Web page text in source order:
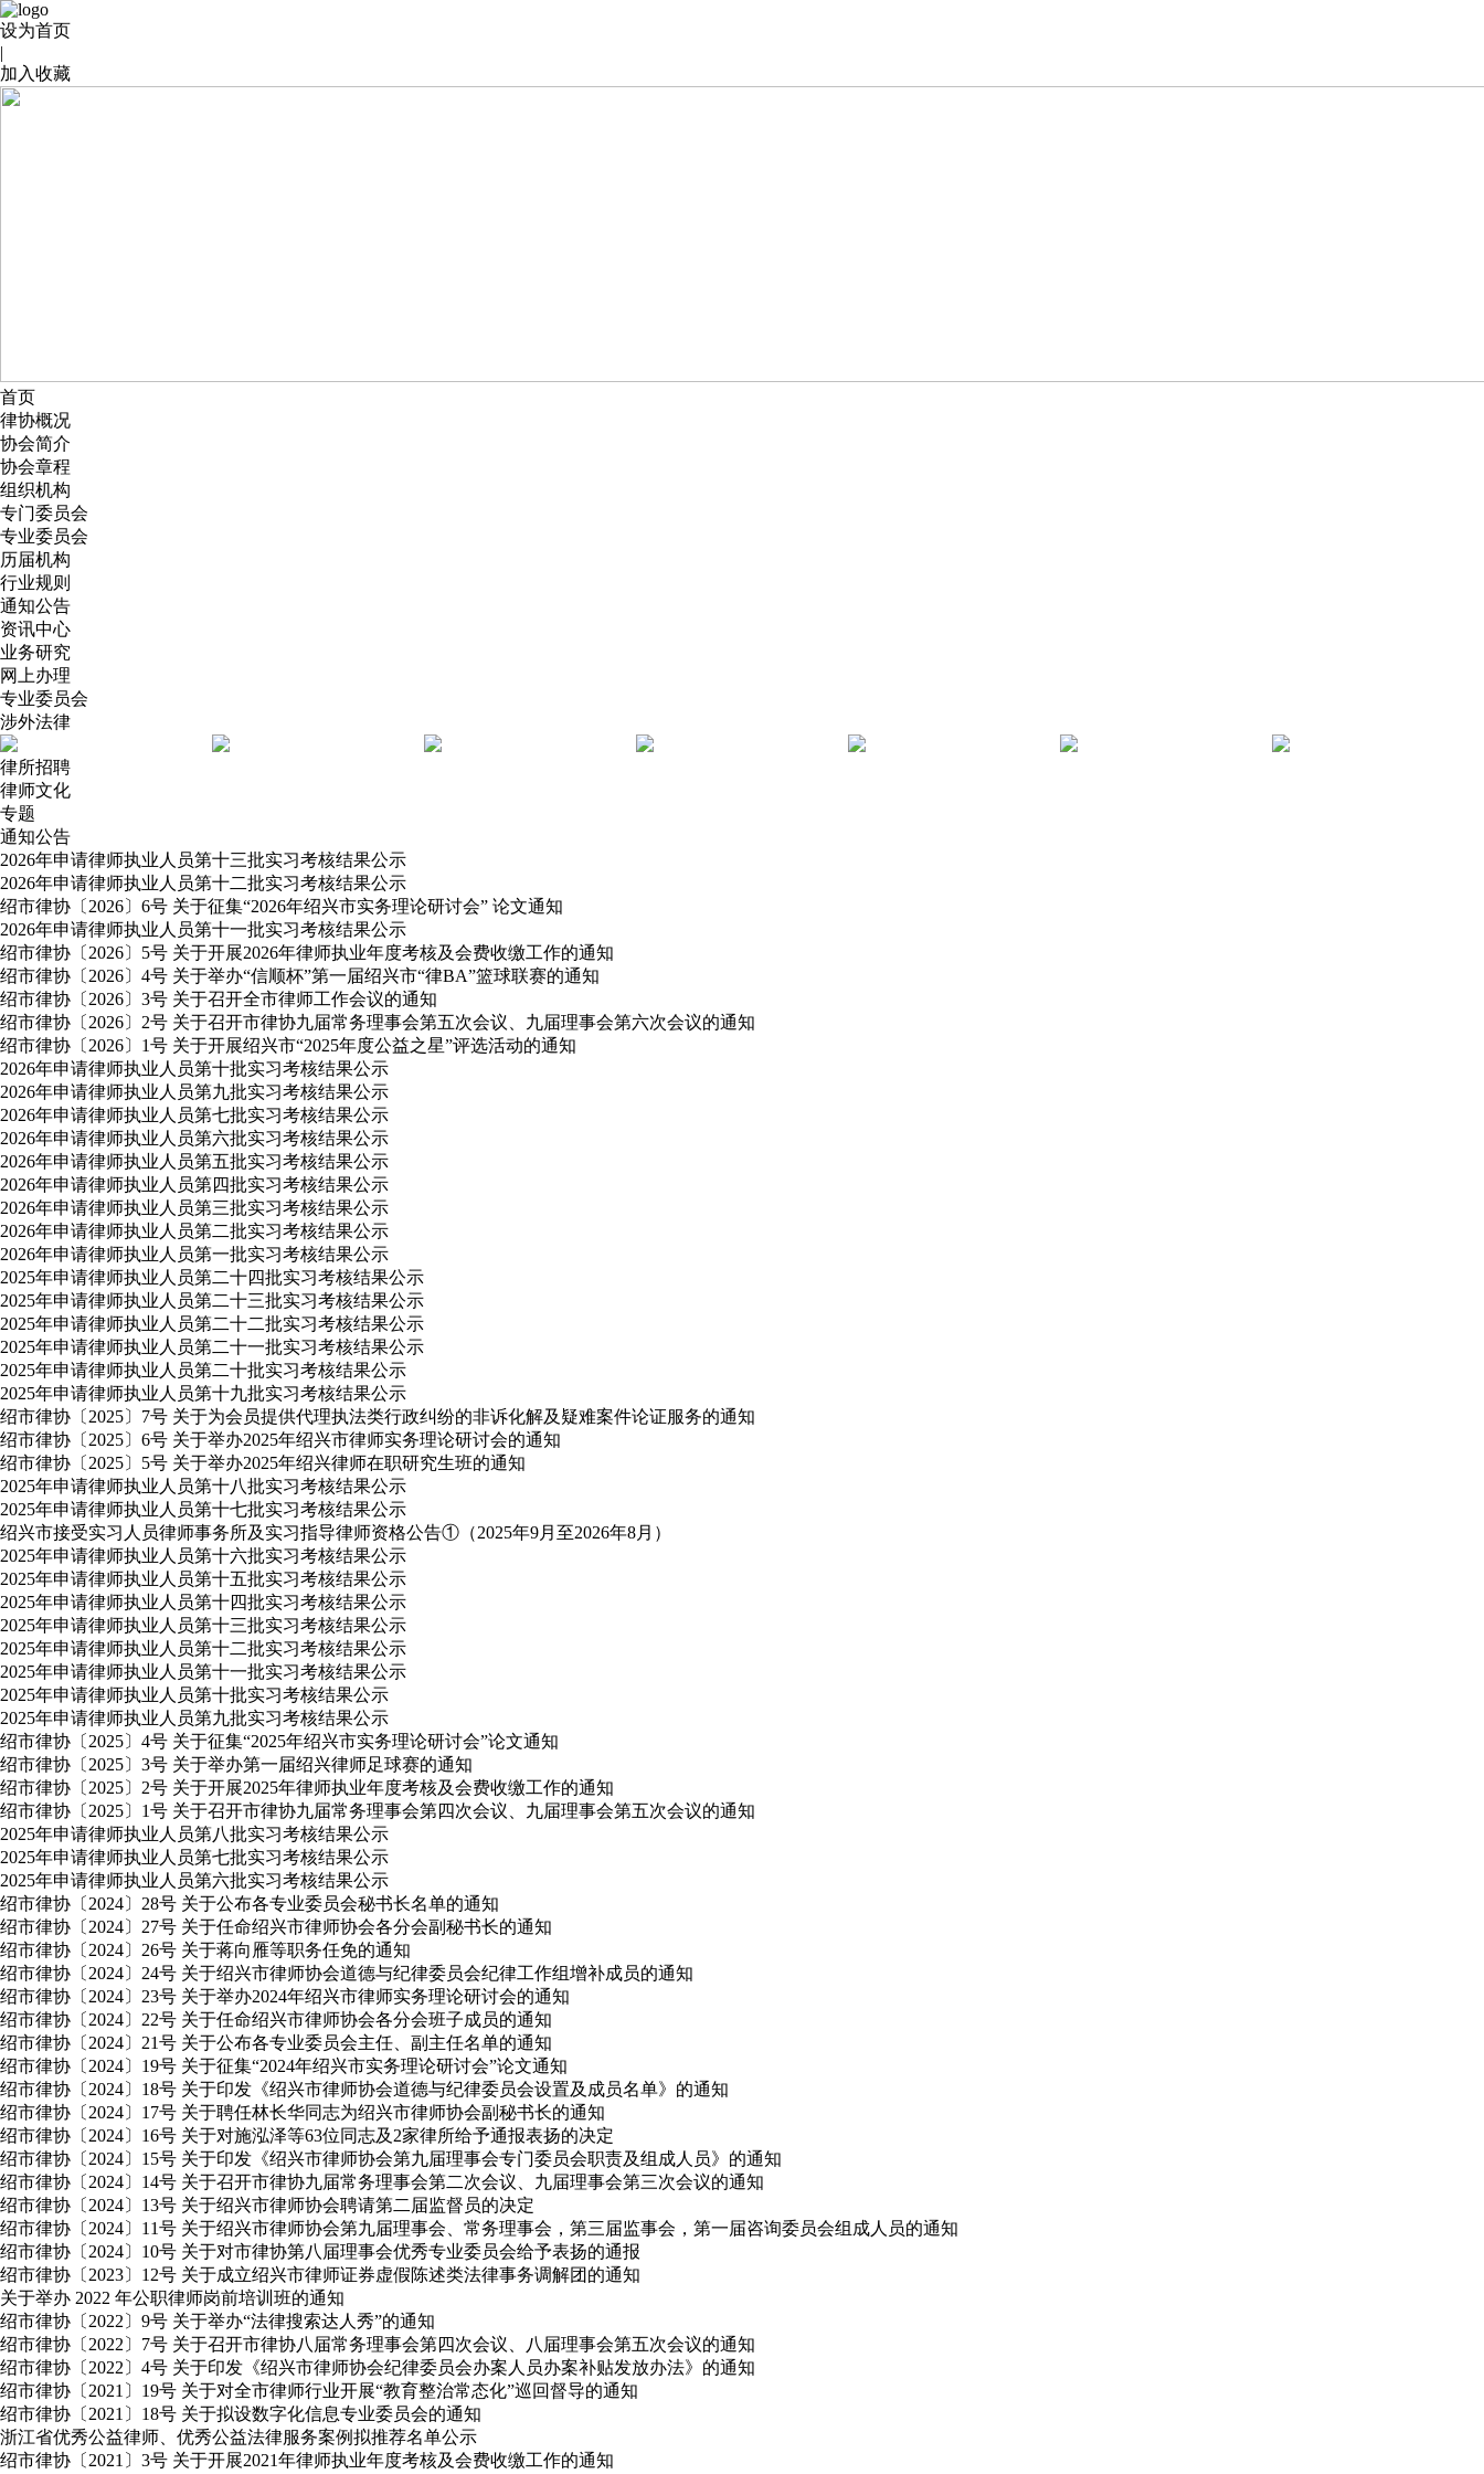
设为首页
|
加入收藏
首页
律协概况
协会简介
协会章程
组织机构
专门委员会
专业委员会
历届机构
行业规则
通知公告
资讯中心
业务研究
网上办理
专业委员会
涉外法律
律所招聘
律师文化
专题
通知公告
2026年申请律师执业人员第十三批实习考核结果公示
2026年申请律师执业人员第十二批实习考核结果公示
绍市律协〔2026〕6号 关于征集“2026年绍兴市实务理论研讨会” 论文通知
2026年申请律师执业人员第十一批实习考核结果公示
绍市律协〔2026〕5号 关于开展2026年律师执业年度考核及会费收缴工作的通知
绍市律协〔2026〕4号 关于举办“信顺杯”第一届绍兴市“律BA”篮球联赛的通知
绍市律协〔2026〕3号 关于召开全市律师工作会议的通知
绍市律协〔2026〕2号 关于召开市律协九届常务理事会第五次会议、九届理事会第六次会议的通知
绍市律协〔2026〕1号 关于开展绍兴市“2025年度公益之星”评选活动的通知
2026年申请律师执业人员第十批实习考核结果公示
2026年申请律师执业人员第九批实习考核结果公示
2026年申请律师执业人员第七批实习考核结果公示
2026年申请律师执业人员第六批实习考核结果公示
2026年申请律师执业人员第五批实习考核结果公示
2026年申请律师执业人员第四批实习考核结果公示
2026年申请律师执业人员第三批实习考核结果公示
2026年申请律师执业人员第二批实习考核结果公示
2026年申请律师执业人员第一批实习考核结果公示
2025年申请律师执业人员第二十四批实习考核结果公示
2025年申请律师执业人员第二十三批实习考核结果公示
2025年申请律师执业人员第二十二批实习考核结果公示
2025年申请律师执业人员第二十一批实习考核结果公示
2025年申请律师执业人员第二十批实习考核结果公示
2025年申请律师执业人员第十九批实习考核结果公示
绍市律协〔2025〕7号 关于为会员提供代理执法类行政纠纷的非诉化解及疑难案件论证服务的通知
绍市律协〔2025〕6号 关于举办2025年绍兴市律师实务理论研讨会的通知
绍市律协〔2025〕5号 关于举办2025年绍兴律师在职研究生班的通知
2025年申请律师执业人员第十八批实习考核结果公示
2025年申请律师执业人员第十七批实习考核结果公示
绍兴市接受实习人员律师事务所及实习指导律师资格公告①（2025年9月至2026年8月）
2025年申请律师执业人员第十六批实习考核结果公示
2025年申请律师执业人员第十五批实习考核结果公示
2025年申请律师执业人员第十四批实习考核结果公示
2025年申请律师执业人员第十三批实习考核结果公示
2025年申请律师执业人员第十二批实习考核结果公示
2025年申请律师执业人员第十一批实习考核结果公示
2025年申请律师执业人员第十批实习考核结果公示
2025年申请律师执业人员第九批实习考核结果公示
绍市律协〔2025〕4号 关于征集“2025年绍兴市实务理论研讨会”论文通知
绍市律协〔2025〕3号 关于举办第一届绍兴律师足球赛的通知
绍市律协〔2025〕2号 关于开展2025年律师执业年度考核及会费收缴工作的通知
绍市律协〔2025〕1号 关于召开市律协九届常务理事会第四次会议、九届理事会第五次会议的通知
2025年申请律师执业人员第八批实习考核结果公示
2025年申请律师执业人员第七批实习考核结果公示
2025年申请律师执业人员第六批实习考核结果公示
绍市律协〔2024〕28号 关于公布各专业委员会秘书长名单的通知
绍市律协〔2024〕27号 关于任命绍兴市律师协会各分会副秘书长的通知
绍市律协〔2024〕26号 关于蒋向雁等职务任免的通知
绍市律协〔2024〕24号 关于绍兴市律师协会道德与纪律委员会纪律工作组增补成员的通知
绍市律协〔2024〕23号 关于举办2024年绍兴市律师实务理论研讨会的通知
绍市律协〔2024〕22号 关于任命绍兴市律师协会各分会班子成员的通知
绍市律协〔2024〕21号 关于公布各专业委员会主任、副主任名单的通知
绍市律协〔2024〕19号 关于征集“2024年绍兴市实务理论研讨会”论文通知
绍市律协〔2024〕18号 关于印发《绍兴市律师协会道德与纪律委员会设置及成员名单》的通知
绍市律协〔2024〕17号 关于聘任林长华同志为绍兴市律师协会副秘书长的通知
绍市律协〔2024〕16号 关于对施泓泽等63位同志及2家律所给予通报表扬的决定
绍市律协〔2024〕15号 关于印发《绍兴市律师协会第九届理事会专门委员会职责及组成人员》的通知
绍市律协〔2024〕14号 关于召开市律协九届常务理事会第二次会议、九届理事会第三次会议的通知
绍市律协〔2024〕13号 关于绍兴市律师协会聘请第二届监督员的决定
绍市律协〔2024〕11号 关于绍兴市律师协会第九届理事会、常务理事会，第三届监事会，第一届咨询委员会组成人员的通知
绍市律协〔2024〕10号 关于对市律协第八届理事会优秀专业委员会给予表扬的通报
绍市律协〔2023〕12号 关于成立绍兴市律师证券虚假陈述类法律事务调解团的通知
关于举办 2022 年公职律师岗前培训班的通知
绍市律协〔2022〕9号 关于举办“法律搜索达人秀”的通知
绍市律协〔2022〕7号 关于召开市律协八届常务理事会第四次会议、八届理事会第五次会议的通知
绍市律协〔2022〕4号 关于印发《绍兴市律师协会纪律委员会办案人员办案补贴发放办法》的通知
绍市律协〔2021〕19号 关于对全市律师行业开展“教育整治常态化”巡回督导的通知
绍市律协〔2021〕18号 关于拟设数字化信息专业委员会的通知
浙江省优秀公益律师、优秀公益法律服务案例拟推荐名单公示
绍市律协〔2021〕3号 关于开展2021年律师执业年度考核及会费收缴工作的通知